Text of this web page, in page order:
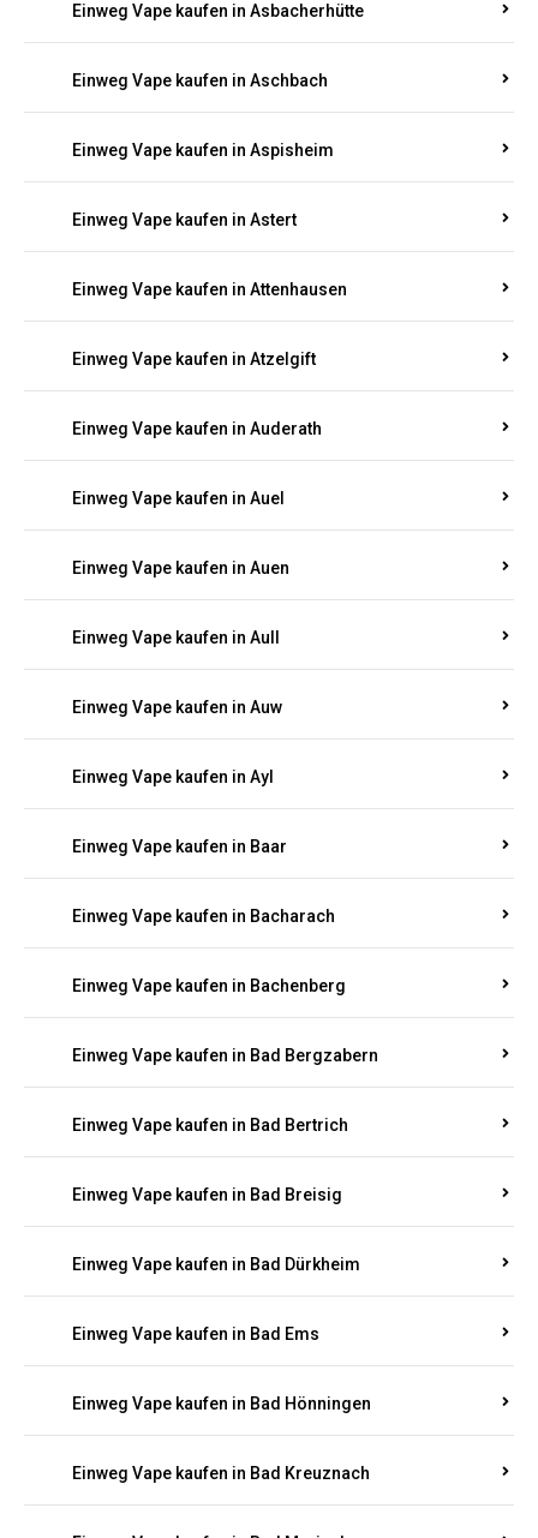
Einweg Vape kaufen in Asbacherhütte
Einweg Vape kaufen in Aschbach
Einweg Vape kaufen in Aspisheim
Einweg Vape kaufen in Astert
Einweg Vape kaufen in Attenhausen
Einweg Vape kaufen in Atzelgift
Einweg Vape kaufen in Auderath
Einweg Vape kaufen in Auel
Einweg Vape kaufen in Auen
Einweg Vape kaufen in Aull
Einweg Vape kaufen in Auw
Einweg Vape kaufen in Ayl
Einweg Vape kaufen in Baar
Einweg Vape kaufen in Bacharach
Einweg Vape kaufen in Bachenberg
Einweg Vape kaufen in Bad Bergzabern
Einweg Vape kaufen in Bad Bertrich
Einweg Vape kaufen in Bad Breisig
Einweg Vape kaufen in Bad Dürkheim
Einweg Vape kaufen in Bad Ems
Einweg Vape kaufen in Bad Hönningen
Einweg Vape kaufen in Bad Kreuznach